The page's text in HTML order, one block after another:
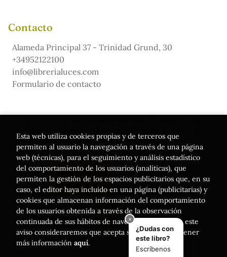
Contacto
Alameda Principal 37 - Trinidad Grund, 30
+34952122100
info@librerialuces.com
Formulario de contacto
Cómic y de la Lectura
Esta web utiliza cookies propias y de terceros que
permiten al usuario la navegación a través de una página
web (técnicas), para el seguimiento y análisis estadístico
del comportamiento de los usuarios (analíticas), que
permiten la gestión de los espacios publicitarios que, en su
caso, el editor haya incluido en una página (publicitarias) y
cookies que almacenan información del comportamiento
de los usuarios obtenida a través de la observación
continuada de sus hábitos de navegación. Si acepta este
aviso consideraremos que acepta su uso. Puede obtener
más información aquí.